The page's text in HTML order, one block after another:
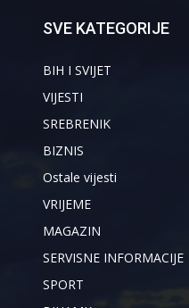
SVE KATEGORIJE
BIH I SVIJET
VIJESTI
SREBRENIK
BIZNIS
Ostale vijesti
VRIJEME
MAGAZIN
SERVISNE INFORMACIJE
SPORT